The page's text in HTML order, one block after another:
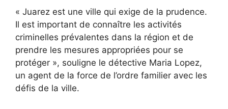
« Juarez est une ville qui exige de la prudence.
Il est important de connaître les activités
criminelles prévalentes dans la région et de
prendre les mesures appropriées pour se
protéger », souligne le détective Maria Lopez,
un agent de la force de l’ordre familier avec les
défis de la ville.